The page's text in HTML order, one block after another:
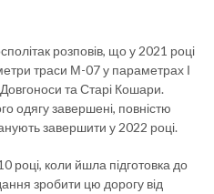
розповів, що у 2021 році
траси М-07 у параметрах І
Довгоноси та Старі Кошари.
одягу завершені, повністю
завершити у 2022 році.
році, коли йшла підготовка до
зробити цю дорогу від